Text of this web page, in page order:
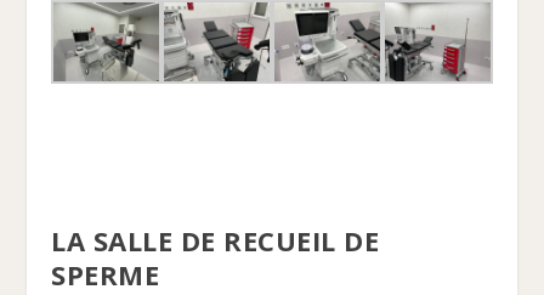
LA SALLE DE RECUEIL DE
SPERME